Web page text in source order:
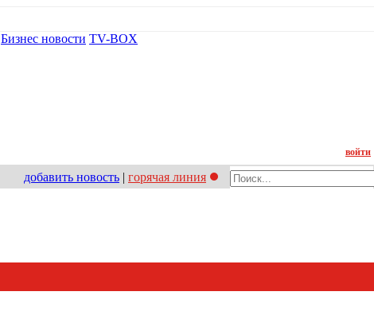
Бизнес новости TV-BOX
войти
добавить новость | горячая линия